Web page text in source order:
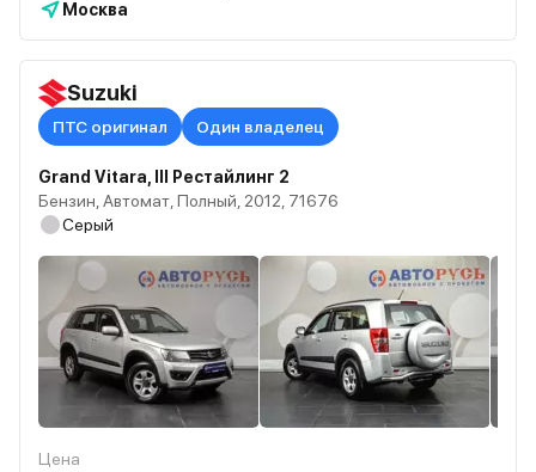
Москва
Suzuki
ПТС оригинал Один владелец
Grand Vitara, III Рестайлинг 2
Бензин, Автомат, Полный, 2012, 71676
Серый
Цена